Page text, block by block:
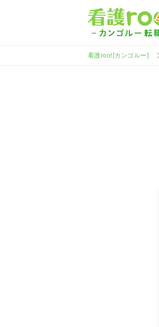
看護roo![カンゴルー]